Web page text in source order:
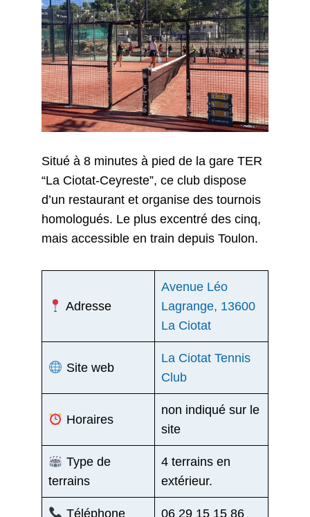
Situé à 8 minutes à pied de la gare TER
“La Ciotat-Ceyreste”, ce club dispose
d’un restaurant et organise des tournois
homologués. Le plus excentré des cinq,
mais accessible en train depuis Toulon.
Adresse
Avenue Léo
Lagrange, 13600
La Ciotat
Site web
La Ciotat Tennis
Club
Horaires
non indiqué sur le
site
Type de
terrains
4 terrains en
extérieur.
Téléphone 06 29 15 15 86